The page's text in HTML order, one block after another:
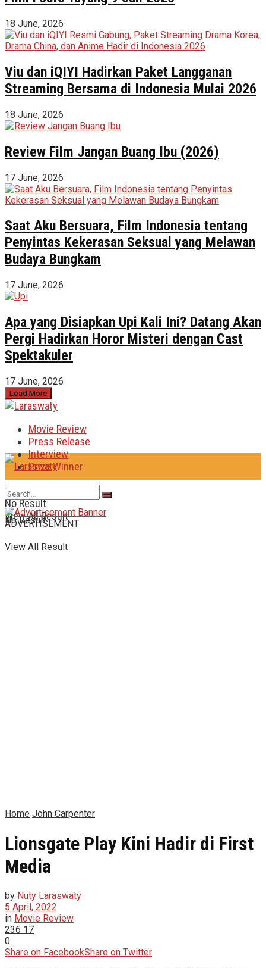
18 June, 2026
Viu dan iQIYI Hadirkan Paket Langganan
Streaming Bersama di Indonesia Mulai 2026
18 June, 2026
Review Film Jangan Buang Ibu (2026)
17 June, 2026
Saat Aku Bersuara, Film Indonesia tentang
Penyintas Kekerasan Seksual yang Melawan
Budaya Bungkam
17 June, 2026
Apa yang Disiapkan Upi Kali Ini? Datang Akan
Pergi Hadirkan Horor Misteri dengan Cast
Spektakuler
17 June, 2026
Load More
Movie Review
Press Release
Interview
Prize Winner
No Result
View All Result
No Result
View All Result
ADVERTISEMENT
Home John Carpenter
Lionsgate Play Kini Hadir di First
Media
by Nuty Laraswaty
5 April, 2022
in Movie Review
236 17
0
Share on FacebookShare on Twitter